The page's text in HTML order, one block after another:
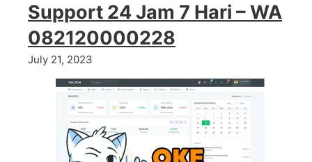
Support 24 Jam 7 Hari – WA
082120000228
July 21, 2023